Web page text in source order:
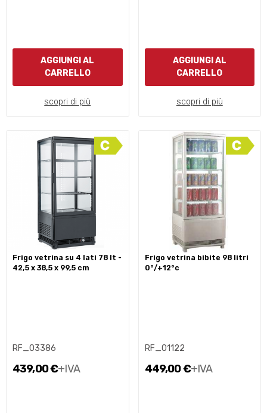
AGGIUNGI AL
CARRELLO
scopri di più
AGGIUNGI AL
CARRELLO
scopri di più
frigo vetrina su 4 lati 78 lt -
42,5 x 38,5 x 99,5 cm
RF_03386
439,00 €+IVA
frigo vetrina bibite 98 litri
0°/+12°c
RF_01122
449,00 €+IVA